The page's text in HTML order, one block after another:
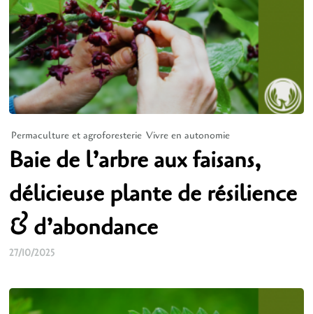
Permaculture et agroforesterie Vivre en autonomie
Baie de l’arbre aux faisans,
délicieuse plante de résilience
& d’abondance
27/10/2025